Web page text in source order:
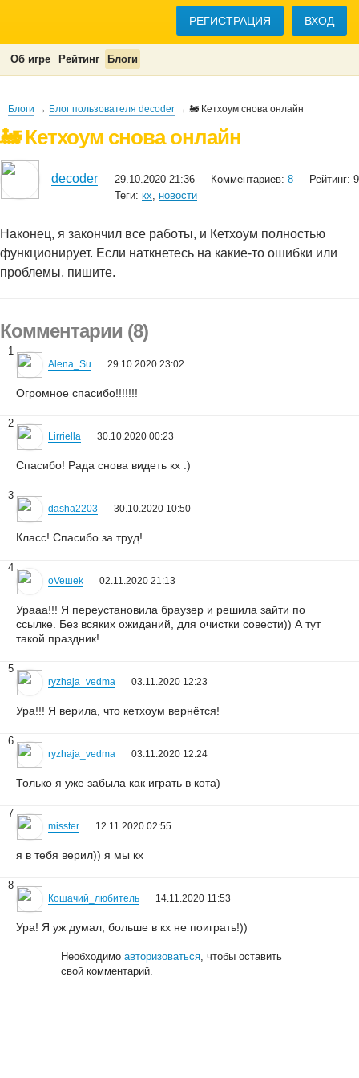
РЕГИСТРАЦИЯ ВХОД
Об игре Рейтинг Блоги
Блоги → Блог пользователя decoder → 🚂 Кетхоум снова онлайн
🚂 Кетхоум снова онлайн
decoder 29.10.2020 21:36 Комментариев: 8
Рейтинг: 9
Теги: кх, новости
Наконец, я закончил все работы, и Кетхоум полностью
функционирует. Если наткнетесь на какие-то ошибки или
проблемы, пишите.
Комментарии (8)
1
Alena_Su 29.10.2020 23:02
Огромное спасибо!!!!!!!
2
Lirriella 30.10.2020 00:23
Спасибо! Рада снова видеть кх :)
3
dasha2203 30.10.2020 10:50
Класс! Спасибо за труд!
4
oVeшеk 02.11.2020 21:13
Урааа!!! Я переустановила браузер и решила зайти по
ссылке. Без всяких ожиданий, для очистки совести)) А тут
такой праздник!
5
ryzhaja_vedma 03.11.2020 12:23
Ура!!! Я верила, что кетхоум вернётся!
6
ryzhaja_vedma 03.11.2020 12:24
Только я уже забыла как играть в кота)
7
misster 12.11.2020 02:55
я в тебя верил)) я мы кх
8
Кошачий_любитель 14.11.2020 11:53
Ура! Я уж думал, больше в кх не поиграть!))
Необходимоавторизоваться, чтобы оставить
свой комментарий.